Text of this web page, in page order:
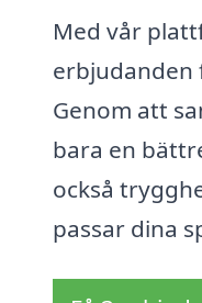
Med vår
erbjudanden
Genom att
bara en
också
passar dina